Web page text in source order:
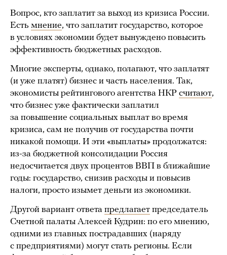
Вопрос, кто заплатит за выход из кризиса России.
Есть мнение, что заплатит государство, которое
в условиях экономии будет вынуждено повысить
эффективность бюджетных расходов.
Многие эксперты, однако, полагают, что заплатят
(и уже платят) бизнес и часть населения. Так,
экономисты рейтингового агентства НКР считают,
что бизнес уже фактически заплатил
за повышение социальных выплат во время
кризиса, сам не получив от государства почти
никакой помощи. И эти «выплаты» продолжатся:
из-за бюджетной консолидации Россия
недосчитается двух процентов ВВП в ближайшие
годы: государство, снизив расходы и повысив
налоги, просто изымет деньги из экономики.
Другой вариант ответа предлагает председатель
Счетной палаты Алексей Кудрин: по его мнению,
одними из главных пострадавших (наряду
с предприятиями) могут стать регионы. Если